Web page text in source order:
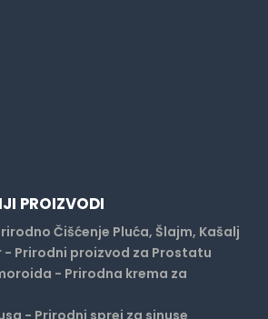
PROIZVODI
Čišćenje Pluća, Šlajm, Kašalj
- Prirodni proizvod za Prostatu
- Prirodna krema za
- Prirodni sprej za sinuse